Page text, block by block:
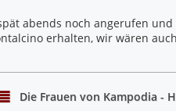
abends noch angerufen
erhalten, wir wären
Die Frauen von Kampodia -